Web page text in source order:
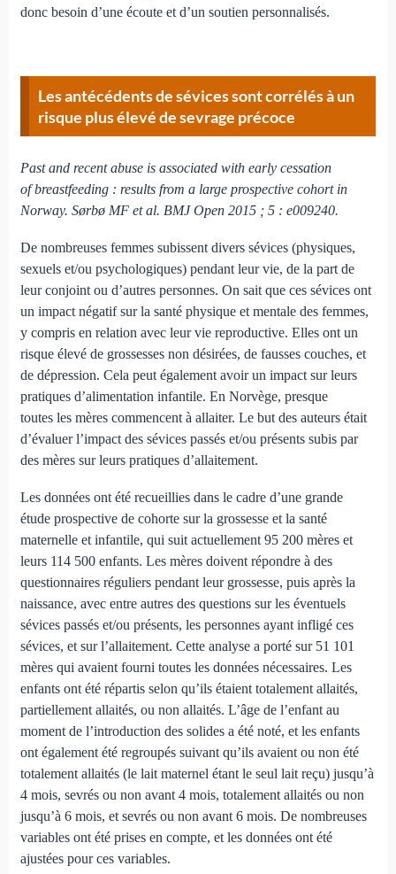
donc besoin d’une écoute et d’un soutien personnalisés.
Les antécédents de sévices sont corrélés à un
risque plus élevé de sevrage précoce
Past and recent abuse is associated with early cessation
of breastfeeding : results from a large prospective cohort in
Norway. Sørbø MF et al. BMJ Open 2015 ; 5 : e009240.
De nombreuses femmes subissent divers sévices (physiques,
sexuels et/ou psychologiques) pendant leur vie, de la part de
leur conjoint ou d’autres personnes. On sait que ces sévices ont
un impact négatif sur la santé physique et mentale des femmes,
y compris en relation avec leur vie reproductive. Elles ont un
risque élevé de grossesses non désirées, de fausses couches, et
de dépression. Cela peut également avoir un impact sur leurs
pratiques d’alimentation infantile. En Norvège, presque
toutes les mères commencent à allaiter. Le but des auteurs était
d’évaluer l’impact des sévices passés et/ou présents subis par
des mères sur leurs pratiques d’allaitement.
Les données ont été recueillies dans le cadre d’une grande
étude prospective de cohorte sur la grossesse et la santé
maternelle et infantile, qui suit actuellement 95 200 mères et
leurs 114 500 enfants. Les mères doivent répondre à des
questionnaires réguliers pendant leur grossesse, puis après la
naissance, avec entre autres des questions sur les éventuels
sévices passés et/ou présents, les personnes ayant infligé ces
sévices, et sur l’allaitement. Cette analyse a porté sur 51 101
mères qui avaient fourni toutes les données nécessaires. Les
enfants ont été répartis selon qu’ils étaient totalement allaités,
partiellement allaités, ou non allaités. L’âge de l’enfant au
moment de l’introduction des solides a été noté, et les enfants
ont également été regroupés suivant qu’ils avaient ou non été
totalement allaités (le lait maternel étant le seul lait reçu) jusqu’à
4 mois, sevrés ou non avant 4 mois, totalement allaités ou non
jusqu’à 6 mois, et sevrés ou non avant 6 mois. De nombreuses
variables ont été prises en compte, et les données ont été
ajustées pour ces variables.